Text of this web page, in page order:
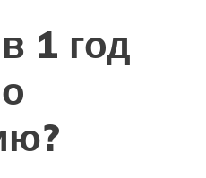
1 год